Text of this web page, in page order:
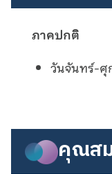
ภาคปกติ
วันจันทร์-ศุ
คุณส